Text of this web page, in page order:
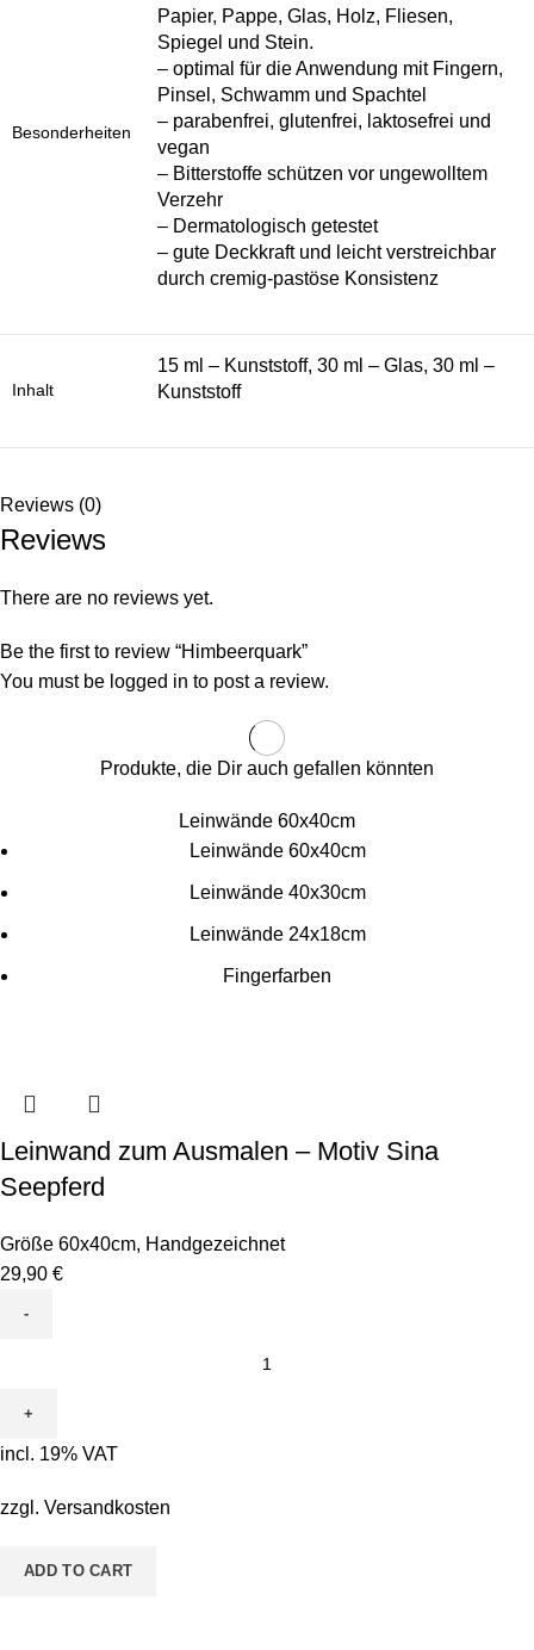
Besonderheiten
Papier, Pappe, Glas, Holz, Fliesen,
Spiegel und Stein.
– optimal für die Anwendung mit Fingern,
Pinsel, Schwamm und Spachtel
– parabenfrei, glutenfrei, laktosefrei und
vegan
– Bitterstoffe schützen vor ungewolltem
Verzehr
– Dermatologisch getestet
– gute Deckkraft und leicht verstreichbar
durch cremig-pastöse Konsistenz
Inhalt
15 ml – Kunststoff, 30 ml – Glas, 30 ml –
Kunststoff
Reviews (0)
Reviews
There are no reviews yet.
Be the first to review “Himbeerquark”
You must be logged in to post a review.
Produkte, die Dir auch gefallen könnten
Leinwände 60x40cm
Leinwände 60x40cm
Leinwände 40x30cm
Leinwände 24x18cm
Fingerfarben
Leinwand zum Ausmalen – Motiv Sina
Seepferd
Größe 60x40cm, Handgezeichnet
29,90 €
Ausmalen
-
Sina
quantity
incl. 19% VAT
zzgl. Versandkosten
ADD TO CART